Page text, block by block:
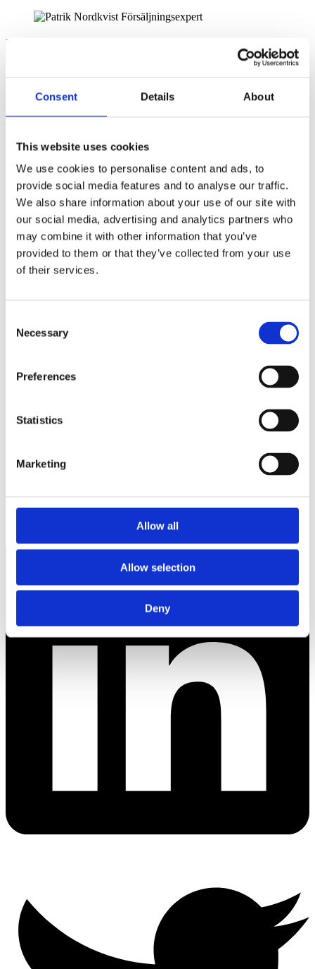
Consent Details About
This website uses cookies
We use cookies to personalise content and ads, to
provide social media features and to analyse our traffic.
We also share information about your use of our site with
our social media, advertising and analytics partners who
may combine it with other information that you’ve
provided to them or that they’ve collected from your use
of their services.
Selection
Necessary
Preferences
Statistics
Marketing
Allow all
Allow selection
Deny
Patrik Nordkvist
rådgivning och säljträning. Med över 30 års erfarenhet som säljare,
Vill ni öka er försäljning?Kontakta Patrik via
Dela gärna artikeln!